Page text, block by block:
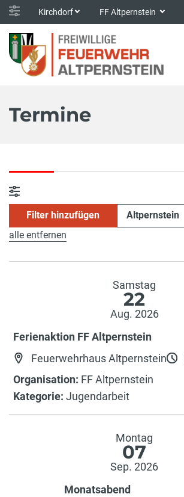
Kirchdorf FF Altpernstein
Termine
Filter hinzufügen
Altpernstein
alle entfernen
Samstag
22
Aug. 2026
Ferienaktion FF Altpernstein
Feuerwehrhaus Altpernstein
Organisation: FF Altpernstein
Kategorie: Jugendarbeit
Montag
07
Sep. 2026
Monatsabend